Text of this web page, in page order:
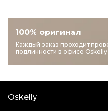
Бренд
Материал очков
Цвет
Состояние товара
100% оригинал
Каждый заказ проходит
подлинности в офисе Oskelly
Oskelly